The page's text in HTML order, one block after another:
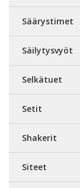
Säärystimet
Säilytysvyöt
Selkätuet
Setit
Shakerit
Siteet